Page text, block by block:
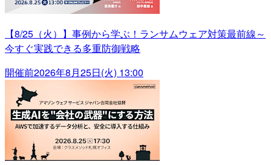
【8/25（火）】事例から学ぶ！ランサムウェア対策最前線～
今すぐ実践できる多重防御戦略
開催前2026年8月25日(火) 13:00